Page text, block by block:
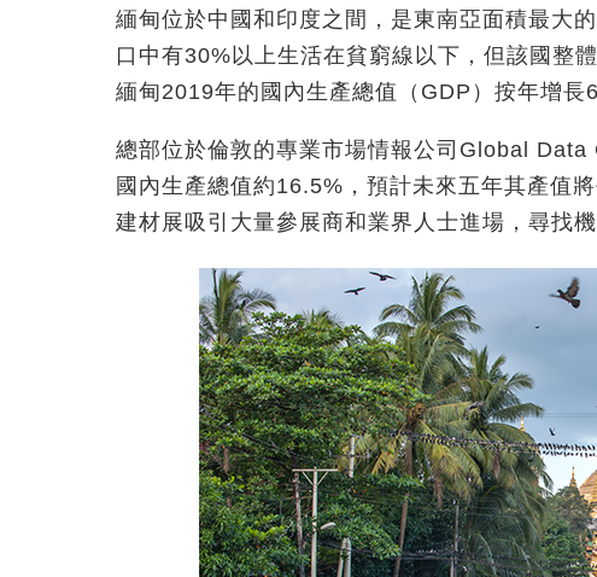
緬甸位於中國和印度之間，是東南亞面積最大
口中有30%以上生活在貧窮線以下，但該國整
緬甸2019年的國內生產總值（GDP）按年增長
總部位於倫敦的專業市場情報公司Global
國內生產總值約16.5%，預計未來五年其產值
建材展吸引大量參展商和業界人士進場，尋找機